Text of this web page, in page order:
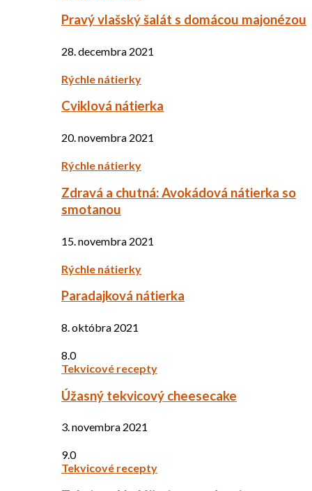
Pravý vlašský šalát s domácou majonézou
28. decembra 2021
Rýchle nátierky
Cviklová nátierka
20. novembra 2021
Rýchle nátierky
Zdravá a chutná: Avokádová nátierka so
smotanou
15. novembra 2021
Rýchle nátierky
Paradajková nátierka
8. októbra 2021
8.0
Tekvicové recepty
Úžasný tekvicový cheesecake
3. novembra 2021
9.0
Tekvicové recepty